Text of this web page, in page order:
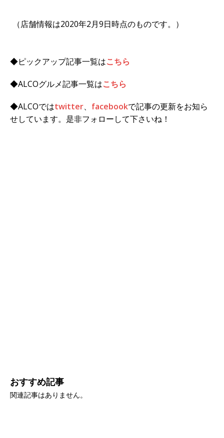
（店舗情報は2020年2月9日時点のものです。）
◆ピックアップ記事一覧はこちら
◆ALCOグルメ記事一覧はこちら
◆ALCOではtwitter、 facebookで記事の更新をお知ら
せしています。是非フォローして下さいね！
おすすめ記事
関連記事はありません。